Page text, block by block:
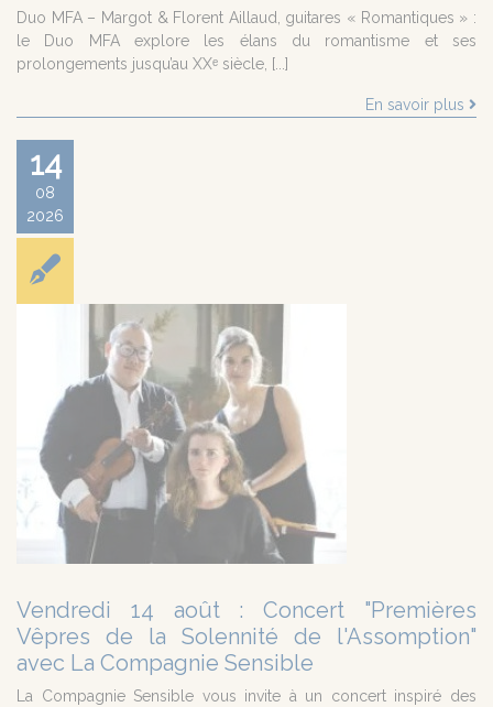
Duo MFA – Margot & Florent Aillaud, guitares « Romantiques » :
le Duo MFA explore les élans du romantisme et ses
prolongements jusqu’au XXᵉ siècle, [...]
En savoir plus
14
08
2026
Vendredi 14 août : Concert "Premières
Vêpres de la Solennité de l'Assomption"
avec La Compagnie Sensible
La Compagnie Sensible vous invite à un concert inspiré des